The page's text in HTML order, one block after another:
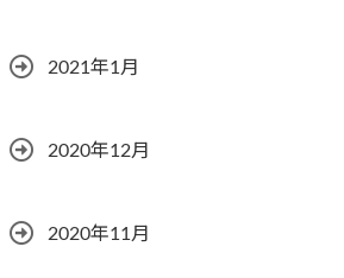
2021年1月
2020年12月
2020年11月